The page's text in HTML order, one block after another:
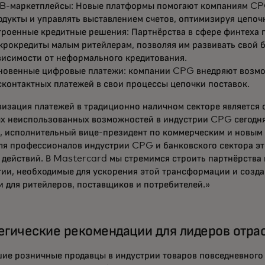
маркетплейсы: Новые платформы помогают компаниям
и управлять выставлением счетов, оптимизируя
кредитные решения: Партнёрства в сфере финтеха
малым ритейлерам, позволяя им развивать свой
от неформального кредитования.
цифровые платежи: компании CPG внедряют
платежей в свои процессы цепочки поставок.
платежей в традиционно наличном секторе является
неиспользованных возможностей в индустрии CPG
исполнительный вице-президент по коммерческим и новым
профессионалов индустрии CPG и банковского сектора
В Mastercard мы стремимся строить партнёрства
необходимые для ускорения этой трансформации и
для ритейлеров, поставщиков и потребителей.»
рекомендации для лидеров
розничные продавцы в индустрии товаров повседневного